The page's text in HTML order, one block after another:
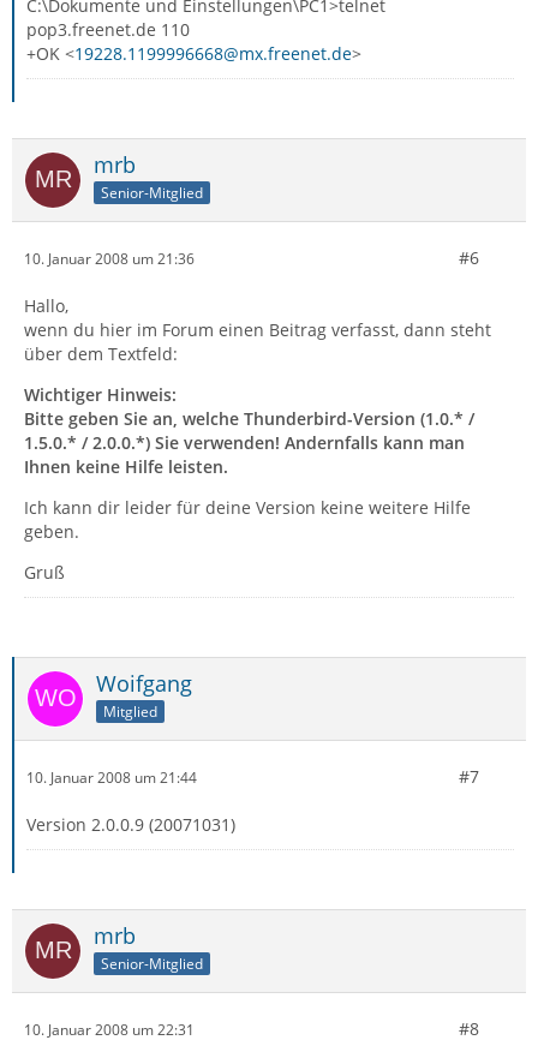
C:\Dokumente und Einstellungen\PC1>telnet
pop3.freenet.de 110
+OK <19228.1199996668@mx.freenet.de>
mrb
Senior-Mitglied
10. Januar 2008 um 21:36 #6
Hallo,
wenn du hier im Forum einen Beitrag verfasst, dann steht
über dem Textfeld:
Wichtiger Hinweis:
Bitte geben Sie an, welche Thunderbird-Version (1.0.* /
1.5.0.* / 2.0.0.*) Sie verwenden! Andernfalls kann man
Ihnen keine Hilfe leisten.
Ich kann dir leider für deine Version keine weitere Hilfe
geben.
Gruß
Woifgang
Mitglied
10. Januar 2008 um 21:44 #7
Version 2.0.0.9 (20071031)
mrb
Senior-Mitglied
10. Januar 2008 um 22:31 #8